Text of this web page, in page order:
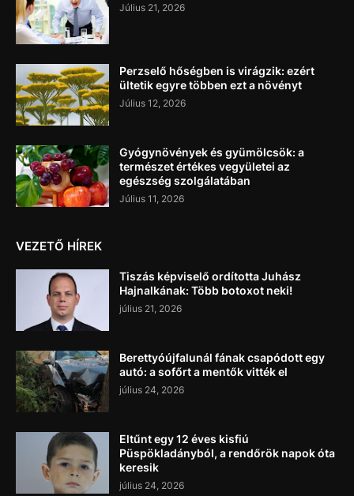
Július 21, 2026
Perzselő hőségben is virágzik: ezért
ültetik egyre többen ezt a növényt
Július 12, 2026
Gyógynövények és gyümölcsök: a
természet értékes vegyületei az
egészség szolgálatában
Július 11, 2026
VEZETŐ HÍREK
Tiszás képviselő ordította Juhász
Hajnalkának: Több botoxot neki!
július 21, 2026
Berettyóújfalunál fának csapódott egy
autó: a sofőrt a mentők vitték el
július 24, 2026
Eltűnt egy 12 éves kisfiú
Püspökladányból, a rendőrök napok óta
keresik
július 24, 2026